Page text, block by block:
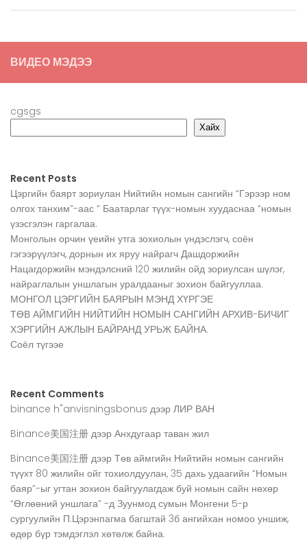
ВИДЕО МЭДЭЭ
cgsgs
Хайх
Recent Posts
Цэргийн баярт зориулан Нийтийн номын сангийн “Гэрээр ном
олгох танхим”-аас ” Баатарлаг түүх-номын хуудаснаа “номын
үзэсгэлэн гаргалаа.
Монголын орчин үеийн утга зохиолын үндэслэгч, соён
гэгээрүүлэгч, дорнын их яруу найрагч Дашдоржийн
Нацагдоржийн мэндэлсний 120 жилийн ойд зориулсан шүлэг,
найраглалын уншлагын уралдааныг зохион байгууллаа.
МОНГОЛ ЦЭРГИЙН БАЯРЫН МЭНД ХҮРГЭЕ
ТӨВ АЙМГИЙН НИЙТИЙН НОМЫН САНГИЙН АРХИВ-БИЧИГ
ХЭРГИЙН АЖЛЫН БАЙРАНД УРЬЖ БАЙНА.
Соёл түгээе
Recent Comments
binance h"anvisningsbonus дээр ЛИР ВАН
Binance美国注册 дээр Анхдугаар таван жил
Binance美国注册 дээр Төв аймгийн Нийтийн номын сангийн
түүхт 80 жилийн ойг тохиолдуулан, 35 дахь удаагийн “Номын
баяр”-ыг угтан зохион байгуулагдаж буй номын сайн нөхөр
“Өглөөний уншлага” -д Зуунмод сумын Монгени 5-р
сургуулийн П.Цэрэнпагма багштай 3б ангийхан номоо уншиж,
өдөр бүр тэмдэглэл хөтөлж байна.